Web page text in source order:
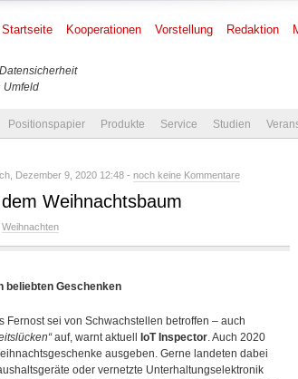
Umfeld
Startseite Kooperationen Vorstellung Redaktion
Positionspapier Produkte Service Studien
Dezember 9, 2020 12:48 - noch keine Kommentare
Weihnachtsbaum
Weihnachten
beliebten Geschenken
Fernost sei von Schwachstellen betroffen – auch
auf, warnt aktuell IoT Inspector. Auch 2020
ausgeben. Gerne landeten dabei
oder vernetzte Unterhaltungselektronik